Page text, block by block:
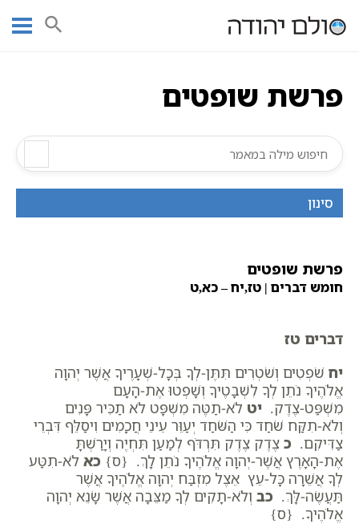
עמוד ראשי אוצר הכתבים
תורה
תנ"ך מנוקד
פרשת שופטים
פרשת שופטים
פרשת שופטים
חומש דברים | טז,יח – כא,ט
דברים טז
יח שֹׁפְטִים וְשֹׁטְרִים תִּתֶּן-לְךָ בְּכָל-שְׁעָרֶיךָ אֲשֶׁר יְהוָה
אֱלֹהֶיךָ נֹתֵן לְךָ לִשְׁבָטֶיךָ וְשָׁפְטוּ אֶת-הָעָם
מִשְׁפַּט-צֶדֶק. יט לֹא-תַטֶּה מִשְׁפָּט לֹא תַכִּיר פָּנִים
וְלֹא-תִקַּח שֹׁחַד כִּי הַשֹּׁחַד יְעַוֵּר עֵינֵי חֲכָמִים וִיסַלֵּף דִּבְרֵי
צַדִּיקִם. כ צֶדֶק צֶדֶק תִּרְדֹּף לְמַעַן תִּחְיֶה וְיָרַשְׁתָּ
אֶת-הָאָרֶץ אֲשֶׁר-יְהוָה אֱלֹהֶיךָ נֹתֵן לָךְ. {ס} כא לֹא-תִטַּע
לְךָ אֲשֵׁרָה כָּל-עֵץ אֵצֶל מִזְבַּח יְהוָה אֱלֹהֶיךָ אֲשֶׁר
תַּעֲשֶׂה-לָּךְ. כב וְלֹא-תָקִים לְךָ מַצֵּבָה אֲשֶׁר שָׂנֵא יְהוָה
אֱלֹהֶיךָ. {ס}
סינון